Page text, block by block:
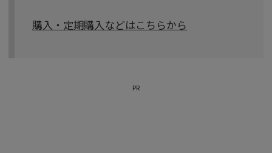
購入・定期購入などはこちらから
PR